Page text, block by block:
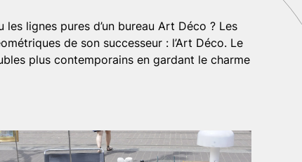
lignes pures d’un bureau Art Déco ? Les
de son successeur : l’Art Déco. Le
plus contemporains en gardant le charme